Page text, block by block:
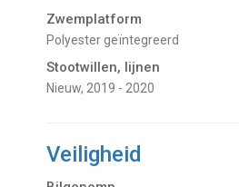
Zwemplatform
Polyester geïntegreerd
Stootwillen, lijnen
Nieuw, 2019 - 2020
Veiligheid